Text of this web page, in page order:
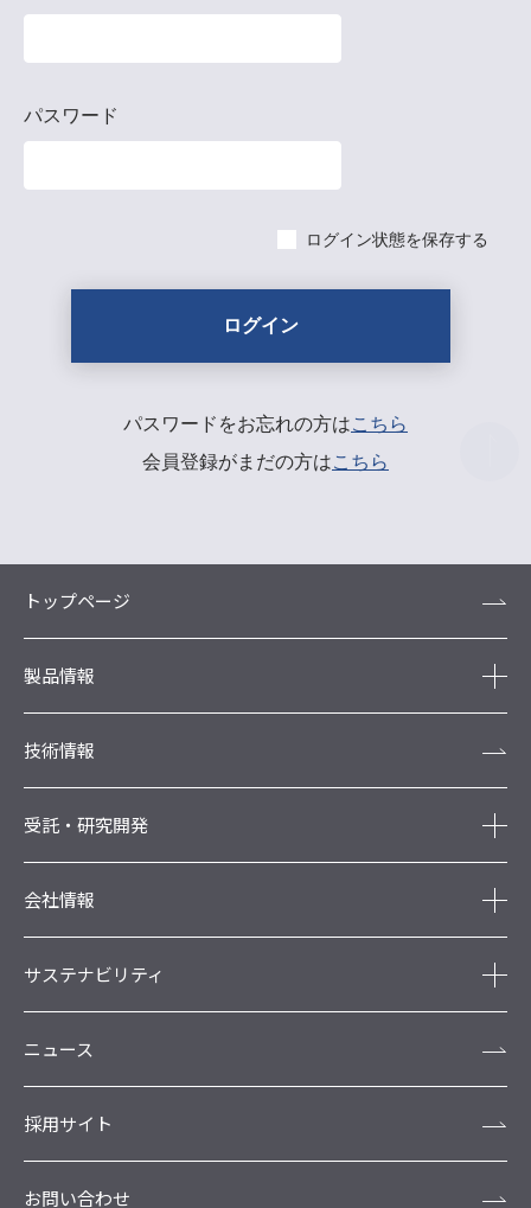
パスワード
ログイン状態を保存する
パスワードをお忘れの方はこちら
会員登録がまだの方はこちら
トップページ
製品情報
技術情報
受託・研究開発
会社情報
サステナビリティ
ニュース
採用サイト
お問い合わせ